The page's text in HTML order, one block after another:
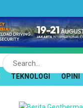
TEKNOLOGI OPINI